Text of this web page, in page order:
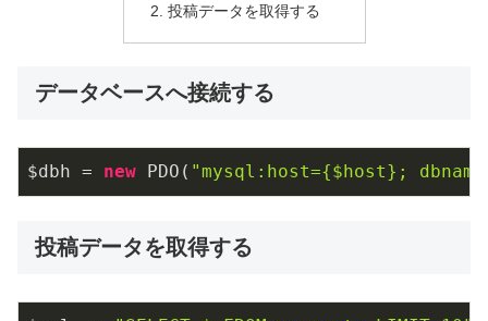
投稿データを取得する
データベースへ接続する
$dbh = new PDO( "mysql:host={$host};
投稿データを取得する